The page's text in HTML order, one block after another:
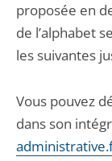
proposée en
de l’alphabet
les suivantes
Vous pouvez
dans son